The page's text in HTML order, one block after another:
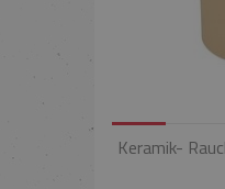
Keramik-